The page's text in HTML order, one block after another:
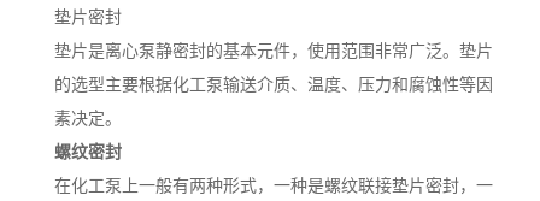
垫片密封
垫片是离心泵静密封的基本元件，使用范围非常广泛。垫片
的选型主要根据化工泵输送介质、温度、压力和腐蚀性等因
素决定。
螺纹密封
在化工泵上一般有两种形式，一种是螺纹联接垫片密封，一